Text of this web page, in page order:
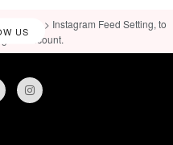
US
& View > Instagram Feed Setting, to
account.